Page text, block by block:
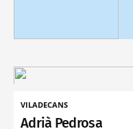
VILADECANS
Adrià Pedrosa